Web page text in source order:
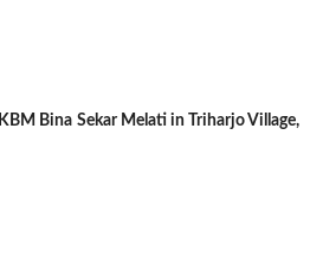
Bina Sekar Melati in Triharjo Village,